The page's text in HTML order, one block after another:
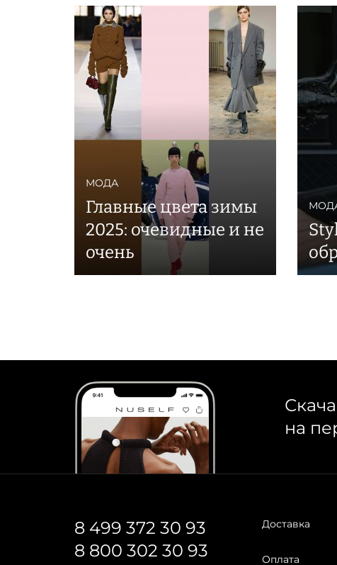
МОДА
Главные цвета зимы
2025: очевидные и не
очень
на
8 499 372 30 93
8 800 302 30 93
Доставка
Оплата